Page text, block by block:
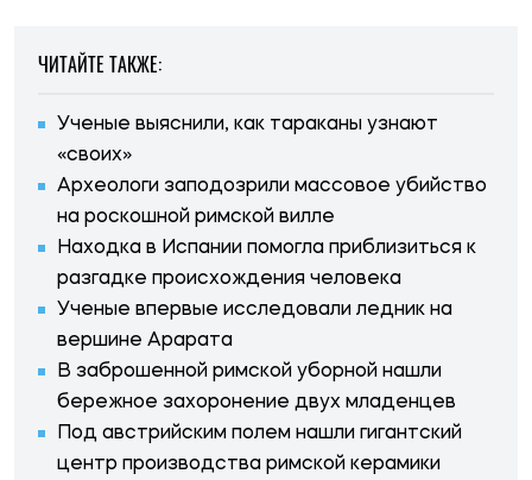
ЧИТАЙТЕ ТАКЖЕ:
Ученые выяснили, как тараканы узнают
«своих»
Археологи заподозрили массовое убийство
на роскошной римской вилле
Находка в Испании помогла приблизиться к
разгадке происхождения человека
Ученые впервые исследовали ледник на
вершине Арарата
В заброшенной римской уборной нашли
бережное захоронение двух младенцев
Под австрийским полем нашли гигантский
центр производства римской керамики